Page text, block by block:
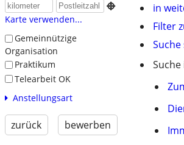

Karte verwenden...
Gemeinnützige
Organisation
Praktikum
Telearbeit OK
Anstellungsart
zurück bewerben
in
Filter